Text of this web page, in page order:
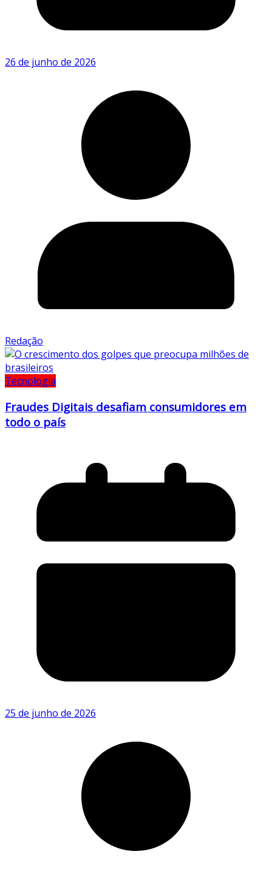
26 de junho de 2026
Redação
Tecnologia
Fraudes Digitais desafiam consumidores em
todo o país
25 de junho de 2026